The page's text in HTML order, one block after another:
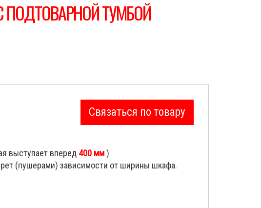
ТУМБОЙ
Связаться по товару
выступает вперед 400 мм)
(пушерами) зависимости от ширины шкафа.